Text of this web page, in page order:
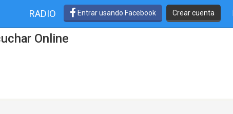
RADIO Entrar usando Facebook Crear cuenta
Online